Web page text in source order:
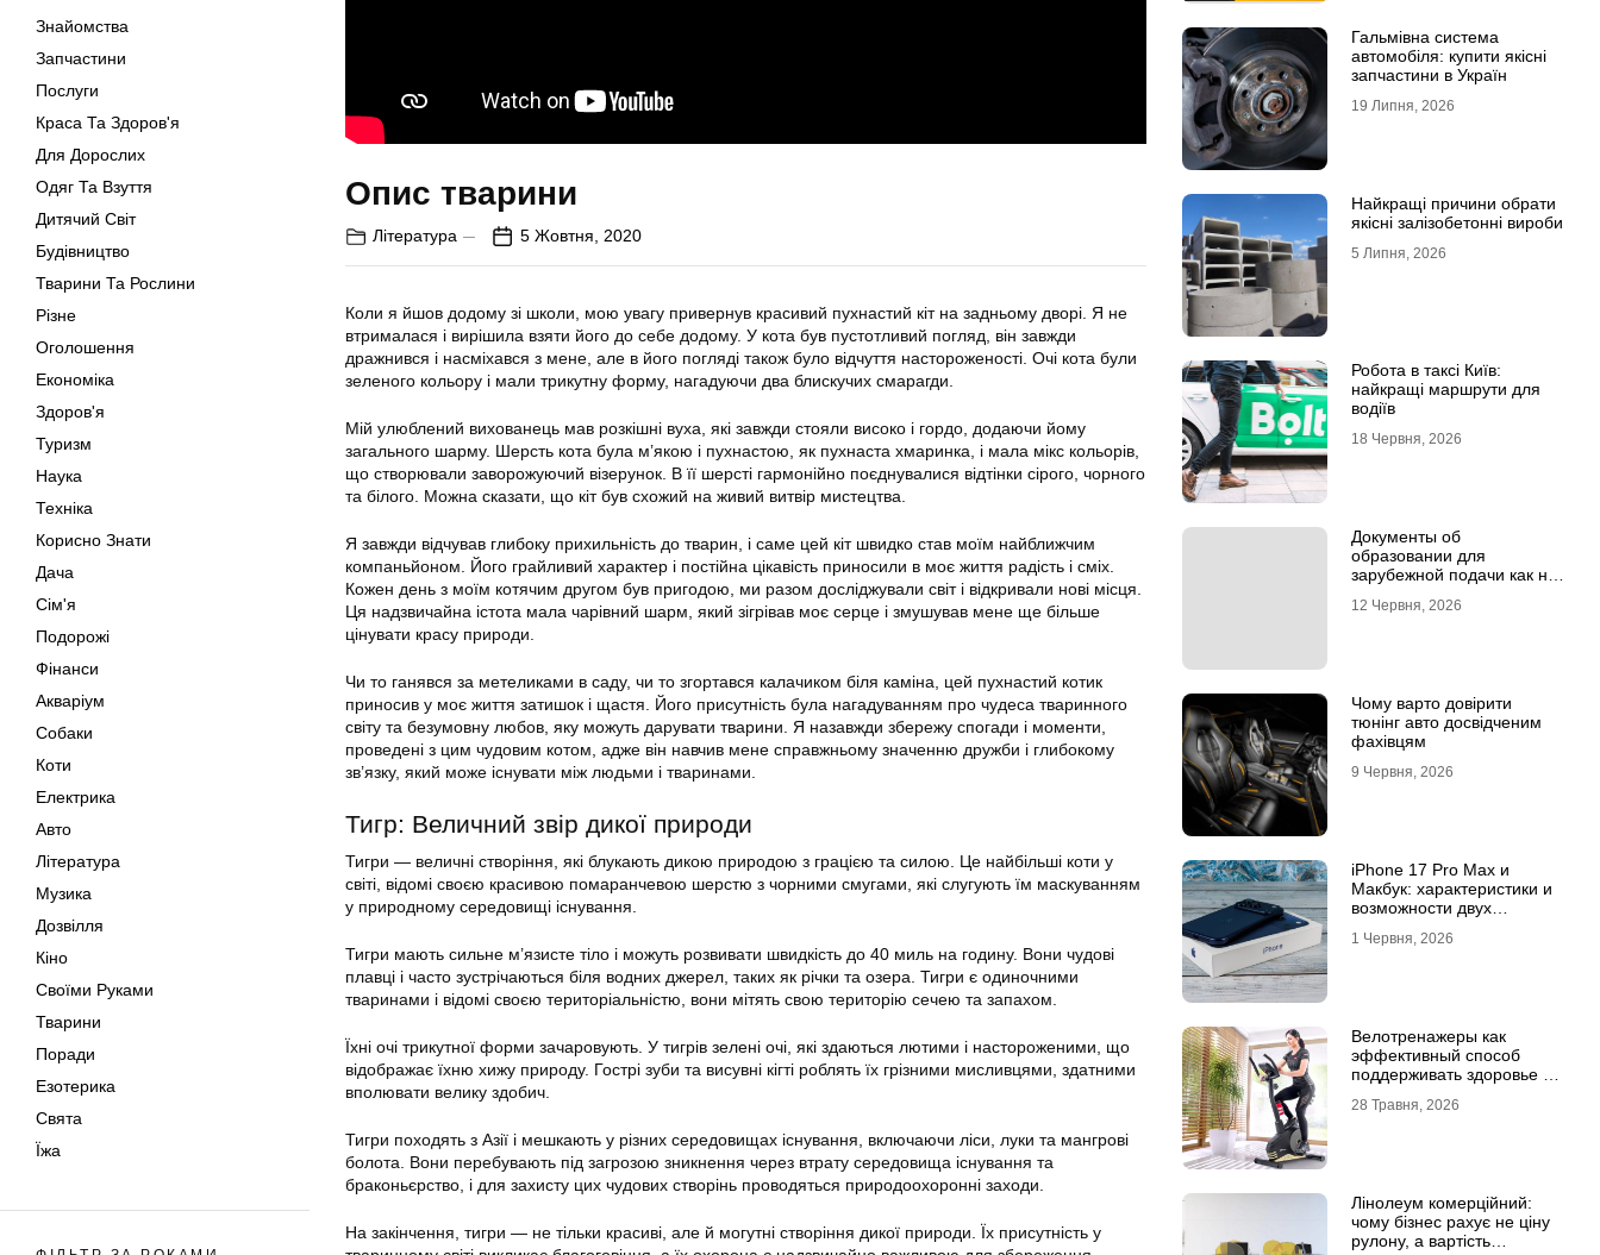
Знайомства
Запчастини
Послуги
Краса Та Здоров'я
Для Дорослих
Одяг Та Взуття
Дитячий Світ
Будівництво
Тварини Та Рослини
Різне
Оголошення
Економіка
Здоров'я
Туризм
Наука
Техніка
Корисно Знати
Дача
Сім'я
Подорожі
Фінанси
Акваріум
Собаки
Коти
Електрика
Авто
Література
Музика
Дозвілля
Кіно
Своїми Руками
Тварини
Поради
Езотерика
Свята
Їжа
Опис тварини
Література 5 Жовтня, 2020
Коли я йшов додому зі школи, мою увагу привернув красивий пухнастий кіт на задньому дворі. Я не
втрималася і вирішила взяти його до себе додому. У кота був пустотливий погляд, він завжди
дражнився і насміхався з мене, але в його погляді також було відчуття настороженості. Очі кота були
зеленого кольору і мали трикутну форму, нагадуючи два блискучих смарагди.
Мій улюблений вихованець мав розкішні вуха, які завжди стояли високо і гордо, додаючи йому
загального шарму. Шерсть кота була м’якою і пухнастою, як пухнаста хмаринка, і мала мікс кольорів,
що створювали заворожуючий візерунок. В її шерсті гармонійно поєднувалися відтінки сірого, чорного
та білого. Можна сказати, що кіт був схожий на живий витвір мистецтва.
Я завжди відчував глибоку прихильність до тварин, і саме цей кіт швидко став моїм найближчим
компаньйоном. Його грайливий характер і постійна цікавість приносили в моє життя радість і сміх.
Кожен день з моїм котячим другом був пригодою, ми разом досліджували світ і відкривали нові місця.
Ця надзвичайна істота мала чарівний шарм, який зігрівав моє серце і змушував мене ще більше
цінувати красу природи.
Чи то ганявся за метеликами в саду, чи то згортався калачиком біля каміна, цей пухнастий котик
приносив у моє життя затишок і щастя. Його присутність була нагадуванням про чудеса тваринного
світу та безумовну любов, яку можуть дарувати тварини. Я назавжди збережу спогади і моменти,
проведені з цим чудовим котом, адже він навчив мене справжньому значенню дружби і глибокому
зв’язку, який може існувати між людьми і тваринами.
Тигр: Величний звір дикої природи
Тигри — величні створіння, які блукають дикою природою з грацією та силою. Це найбільші коти у
світі, відомі своєю красивою помаранчевою шерстю з чорними смугами, які слугують їм маскуванням
у природному середовищі існування.
Тигри мають сильне м’язисте тіло і можуть розвивати швидкість до 40 миль на годину. Вони чудові
плавці і часто зустрічаються біля водних джерел, таких як річки та озера. Тигри є одиночними
тваринами і відомі своєю територіальністю, вони мітять свою територію сечею та запахом.
Їхні очі трикутної форми зачаровують. У тигрів зелені очі, які здаються лютими і настороженими, що
відображає їхню хижу природу. Гострі зуби та висувні кігті роблять їх грізними мисливцями, здатними
вполювати велику здобич.
Тигри походять з Азії і мешкають у різних середовищах існування, включаючи ліси, луки та мангрові
болота. Вони перебувають під загрозою зникнення через втрату середовища існування та
браконьєрство, і для захисту цих чудових створінь проводяться природоохоронні заходи.
На закінчення, тигри — не тільки красиві, але й могутні створіння дикої природи. Їх присутність у
Гальмівна система
автомобіля: купити якісні
запчастини в Україн
19 Липня, 2026
Найкращі причини обрати
якісні залізобетонні вироби
5 Липня, 2026
Робота в таксі Київ:
найкращі маршрути для
водіїв
18 Червня, 2026
Документы об
образовании для
зарубежной подачи как не
апостиле
12 Червня, 2026
Чому варто довірити
тюнінг авто досвідченим
фахівцям
9 Червня, 2026
iPhone 17 Pro Max и
Макбук: характеристики и
возможности двух
1 Червня, 2026
Велотренажеры как
эффективный способ
поддерживать здоровье и
28 Травня, 2026
Лінолеум комерційний:
чому бізнес рахує не ціну
рулону, а вартість